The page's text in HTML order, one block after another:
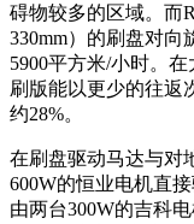
碍物较多的区域。而
330mm）的刷盘对
5900平方米/小时。
刷版能以更少的往返
约28%。
在刷盘驱动马达与对
600W的恒业电机直
由两台300W的吉科